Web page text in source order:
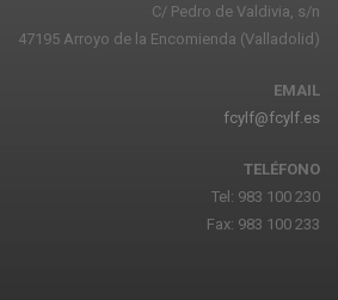
C/ Pedro de Valdivia, s/n
47195 Arroyo de la Encomienda (Valladolid)
EMAIL
fcylf@fcylf.es
TELÉFONO
Tel: 983 100 230
Fax: 983 100 233